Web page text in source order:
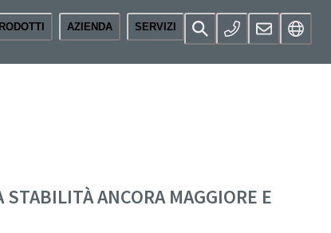
AZIENDA SERVIZI
ANCORA MAGGIORE E